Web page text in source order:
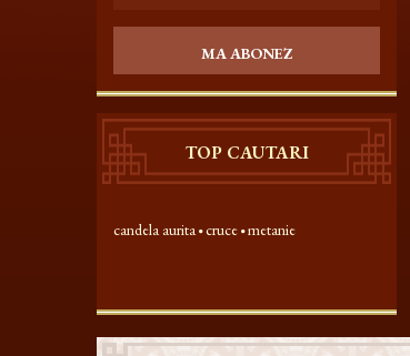
MA ABONEZ
TOP CAUTARI
candela aurita cruce metanie